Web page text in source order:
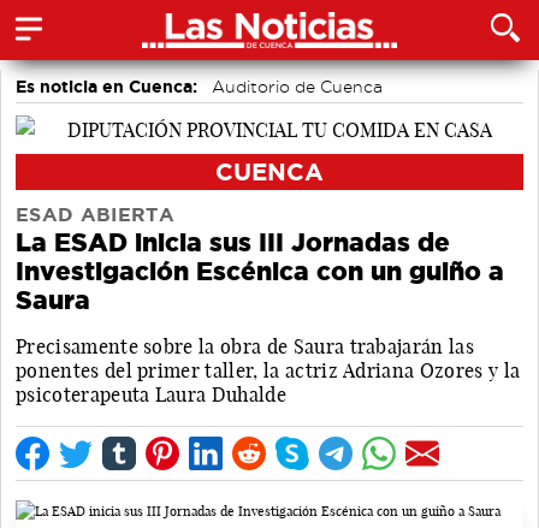
Es noticia en Cuenca: Auditorio de Cuenca
CUENCA
ESAD ABIERTA
La ESAD inicia sus III Jornadas de
Investigación Escénica con un guiño a
Saura
Precisamente sobre la obra de Saura trabajarán las
ponentes del primer taller, la actriz Adriana Ozores y la
psicoterapeuta Laura Duhalde